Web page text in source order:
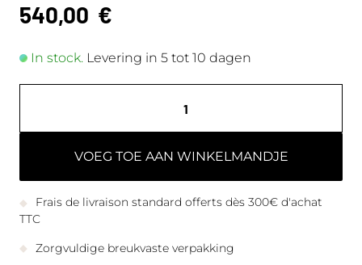
540,00 €
In stock. Levering in 5 tot 10 dagen
VOEG TOE AAN WINKELMANDJE
Frais de livraison standard offerts dès 300€ d'achat
TTC
Zorgvuldige breukvaste verpakking